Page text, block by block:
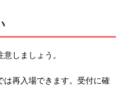
しましょう。
は再入場できます。受付に確